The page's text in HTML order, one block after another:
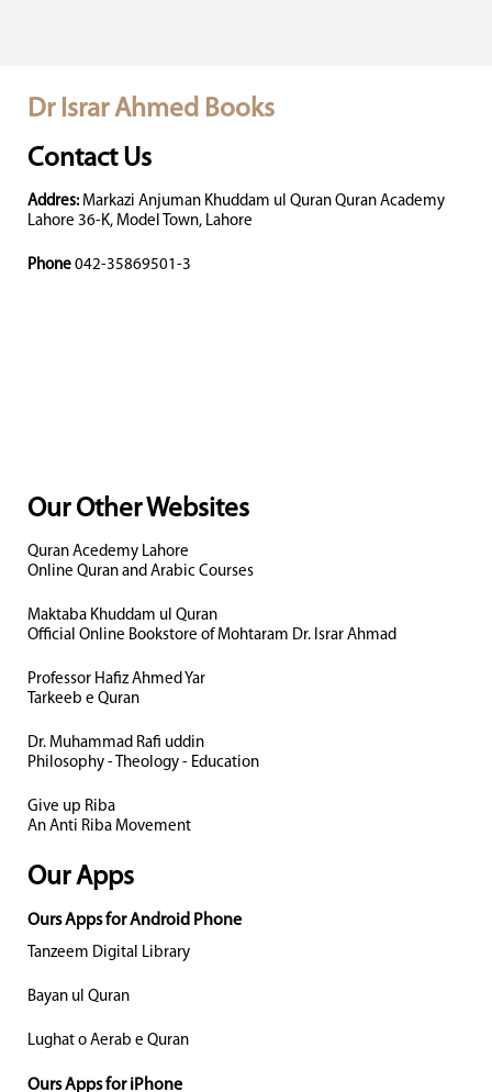
Dr Israr Ahmed Books
Contact Us
Addres: Markazi Anjuman Khuddam ul Quran Quran Academy
Lahore 36-K, Model Town, Lahore
Phone 042-35869501-3
Our Other Websites
Quran Acedemy Lahore
Online Quran and Arabic Courses
Maktaba Khuddam ul Quran
Official Online Bookstore of Mohtaram Dr. Israr Ahmad
Professor Hafiz Ahmed Yar
Tarkeeb e Quran
Dr. Muhammad Rafi uddin
Philosophy - Theology - Education
Give up Riba
An Anti Riba Movement
Our Apps
Ours Apps for Android Phone
Tanzeem Digital Library
Bayan ul Quran
Lughat o Aerab e Quran
Ours Apps for iPhone